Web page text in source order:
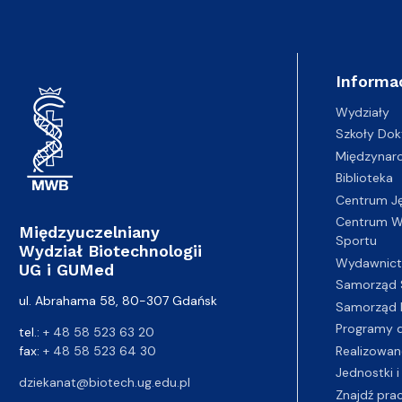
Międzyuczelniany
Wydział Biotechnologii
UG i GUMed
ul. Abrahama 58, 80-307 Gdańsk
tel.: + 48 58 523 63 20
fax: + 48 58 523 64 30
dziekanat@biotech.ug.edu.pl
Wydziały
Szkoły
Biblioteka
Centrum
Centrum
Sportu
Samorząd
Programy
Jednostki i
Znajdź